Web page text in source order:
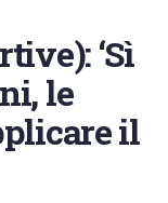
‘Sì
le
il